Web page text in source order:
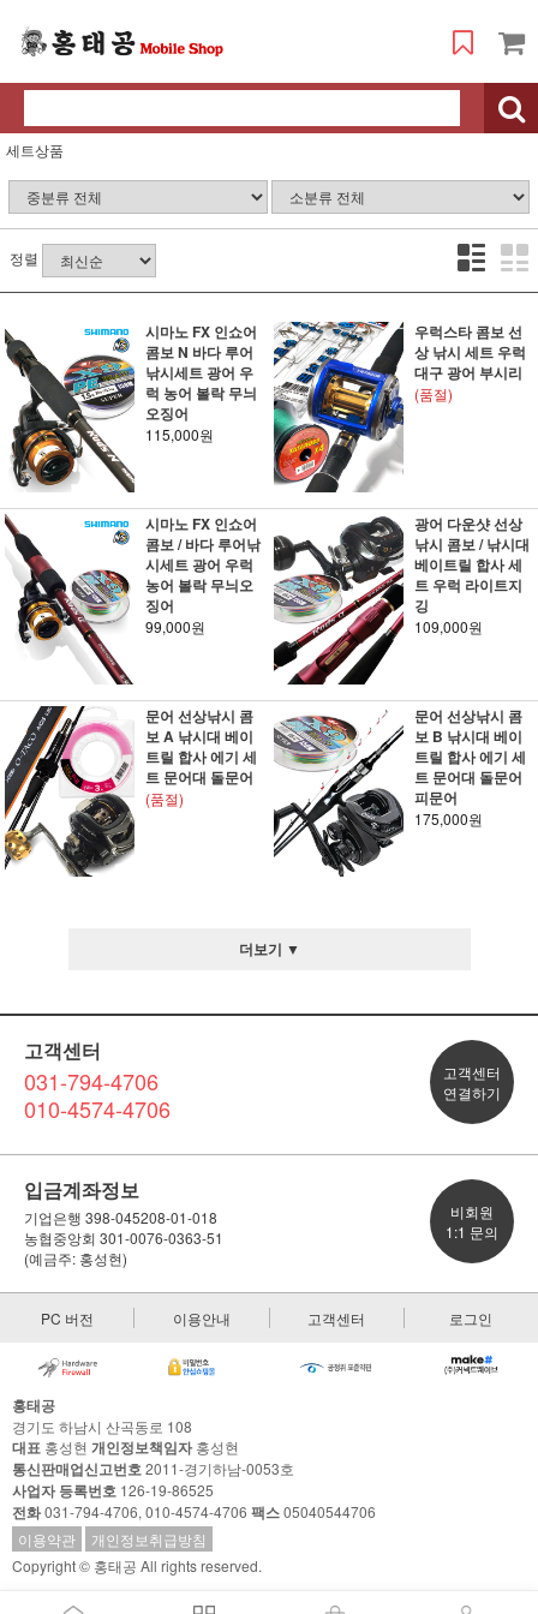
세트상품
정렬
시마노 FX 인쇼어
콤보 N 바다 루어
낚시세트 광어 우
럭 농어 볼락 무늬
오징어
115,000원
우럭스타 콤보 선
상 낚시 세트 우럭
대구 광어 부시리
(품절)
시마노 FX 인쇼어
콤보 / 바다 루어낚
시세트 광어 우럭
농어 볼락 무늬오
징어
99,000원
광어 다운샷 선상
낚시 콤보 / 낚시대
베이트릴 합사 세
트 우럭 라이트지
깅
109,000원
문어 선상낚시 콤
보 A 낚시대 베이
트릴 합사 에기 세
트 문어대 돌문어
(품절)
문어 선상낚시 콤
보 B 낚시대 베이
트릴 합사 에기 세
트 문어대 돌문어
피문어
175,000원
더보기 ▼
고객센터
031-794-4706
010-4574-4706
고객센터
연결하기
입금계좌정보
기업은행 398-045208-01-018
농협중앙회 301-0076-0363-51
(예금주: 홍성현)
비회원
1:1 문의
PC 버전 이용안내 고객센터 로그인
홍태공
경기도 하남시 산곡동로 108
대표 홍성현 개인정보책임자홍성현
통신판매업신고번호2011-경기하남-0053호
사업자 등록번호 126-19-86525
전화031-794-4706, 010-4574-4706 팩스05040544706
이용약관
개인정보취급방침
Copyright © 홍태공 All rights reserved.